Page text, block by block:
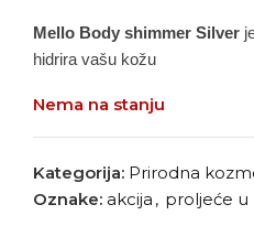
Mello Body shimmer Silver
hidrira vašu kožu
Nema na stanju
Kategorija: Prirodna
Oznake: akcija , proljeće u